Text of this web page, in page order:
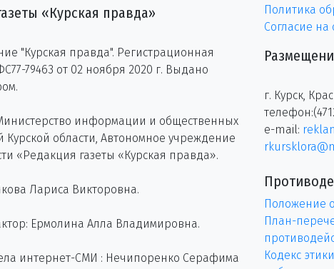
«Курская правда»
"Курская правда". Регистрационная
79463 от 02 ноября 2020 г. Выдано
информации и общественных
Курской области, Автономное учреждение
«Редакция газеты «Курская правда».
Лариса Викторовна.
Ермолина Алла Владимировна.
интернет-СМИ : Нечипоренко Серафима
Политика
Согласие
г. Курск,
e-mail:
Положение
План-
Кодекс